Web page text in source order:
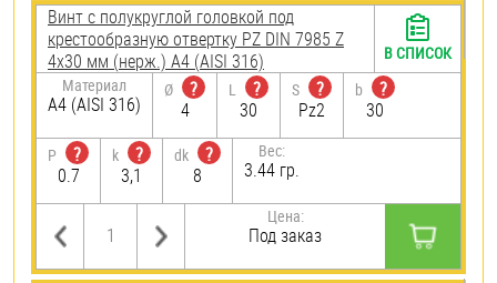
Винт с полукруглой головкой под
крестообразную отвертку PZ DIN 7985 Z
4х30 мм (нерж.) A4 (AISI 316)
Материал
A4 (AISI 316)
Ø
?
4
L
?
30
S
?
Pz2
b
?
30
P
?
0.7
k
?
3,1
dk
?
8
Вес:
3.44 гр.
Цена:
Под заказ
В СПИСОК